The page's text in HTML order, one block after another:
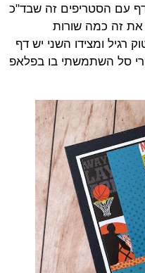
עם הסטריפים זה שבד"כ
את זה כמה שורות
ומצידו השני יש דף
סל השתמשתי בו בפלאפ